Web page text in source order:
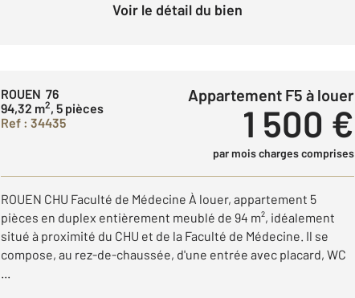
Voir le détail du bien
ROUEN 76
94,32 m2, 5 pièces
Ref : 34435
Appartement F5 à louer
1 500 €
par mois charges comprises
ROUEN CHU Faculté de Médecine À louer, appartement 5
pièces en duplex entièrement meublé de 94 m², idéalement
situé à proximité du CHU et de la Faculté de Médecine. Il se
compose, au rez-de-chaussée, d'une entrée avec placard, WC
...